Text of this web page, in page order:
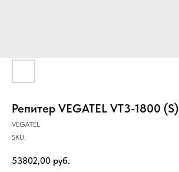
Репитер VEGATEL VT3-1800 (S)
VEGATEL
SKU:
53802,00 руб.